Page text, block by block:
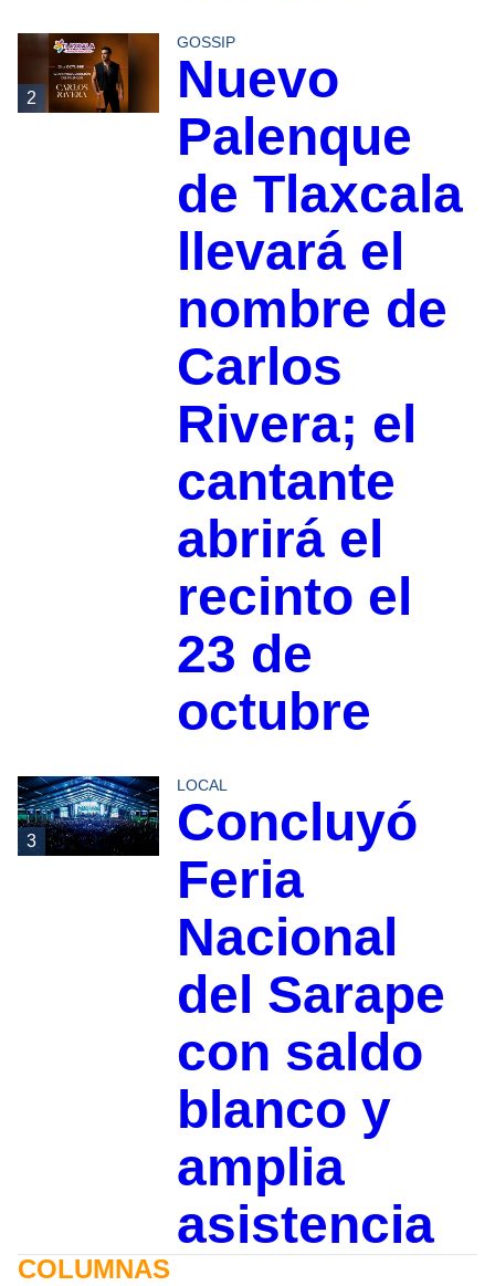
2
GOSSIP
Nuevo
Palenque
de Tlaxcala
llevará el
nombre de
Carlos
Rivera; el
cantante
abrirá el
recinto el
23 de
octubre
3
LOCAL
Concluyó
Feria
Nacional
del Sarape
con saldo
blanco y
amplia
asistencia
COLUMNAS